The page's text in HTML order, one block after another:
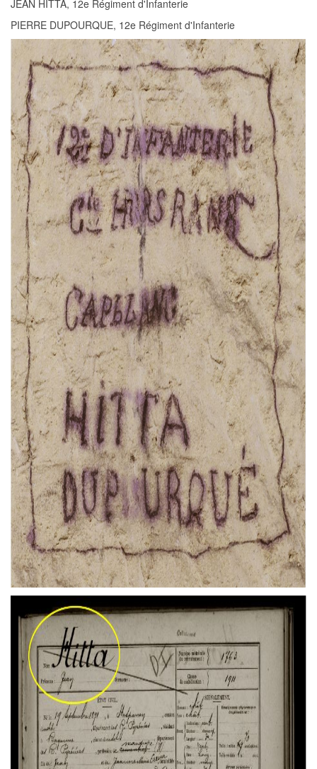
JEAN HITTA, 12e Régiment d'Infanterie
PIERRE DUPOURQUE, 12e Régiment d'Infanterie